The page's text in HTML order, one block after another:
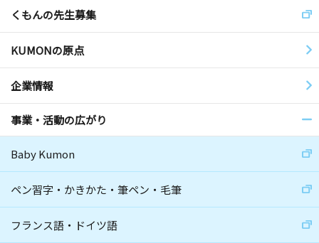
くもんの先生募集
KUMONの原点
企業情報
事業・活動の広がり
Baby Kumon
ペン習字・かきかた・筆ペン・毛筆
フランス語・ドイツ語